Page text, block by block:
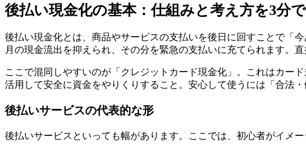
後払い現金化の基本：仕組みと考え方を3分
後払い現金化とは、商品やサービスの支払いを後日に回すことで「
月の現金流出を抑えられ、その分を緊急の支払いに充てられます。
ここで混同しやすいのが「クレジットカード現金化」。これはカー
活用して安全に資金をやりくりすること。安心して使うには「合法
後払いサービスの代表的な形
後払いサービスといっても幅があります。ここでは、初心者がイメ